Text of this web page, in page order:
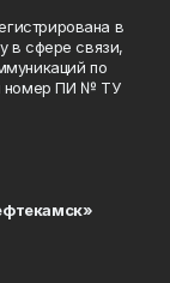
в
в сфере связи,
по
номер ПИ № ТУ